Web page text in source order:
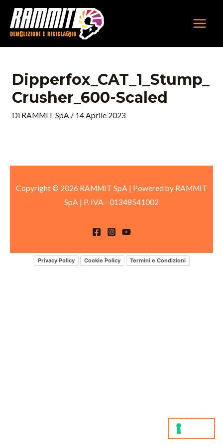
contenuto
Dipperfox_CAT_1_Stump_
Crusher_600-Scaled
Di RAMMIT SpA / 14 Aprile 2023
Copyright © 2026 RAMMIT SpA | Powered by RAMMIT
SpA | P. IVA - 01348541002
Privacy Policy Cookie Policy Termini e Condizioni